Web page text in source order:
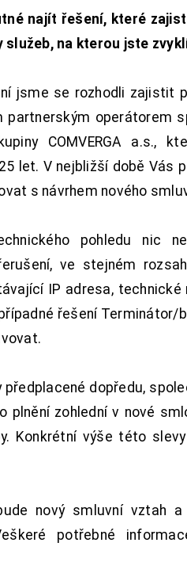
najít řešení, které
služeb, na kterou jste
jsme se rozhodli zajistit
partnerským operátorem
COMVERGA a.s.,
let. V nejbližší době Vás
s návrhem nového
pohledu nic
ve stejném
IP adresa, technické
řešení Terminátor/
dopředu,
plnění zohlední v nové
Konkrétní výše této
nový smluvní vztah
potřebné